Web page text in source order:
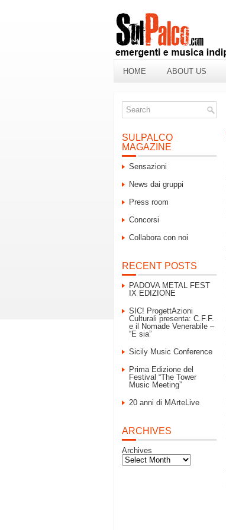
HOME ABOUT US
SULPALCO
MAGAZINE
Sensazioni
News dai gruppi
Press room
Concorsi
Collabora con noi
RECENT POSTS
PADOVA METAL FEST
IX EDIZIONE
SIC! ProgettAzioni
Culturali presenta: C.F.F.
e il Nomade Venerabile –
“E sia”
Sicily Music Conference
Prima Edizione del
Festival “The Tower
Music Meeting”
20 anni di MArteLive
ARCHIVES
Archives